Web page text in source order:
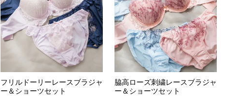
フリルドーリーレースブラジャ
ー＆ショーツセット
脇高ローズ刺繍レースブラジャ
ー＆ショーツセット